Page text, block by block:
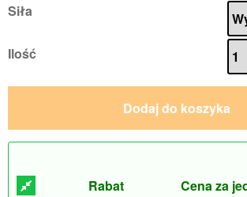
Siła
Ilość
Dodaj do koszyka
Rabat Cena za